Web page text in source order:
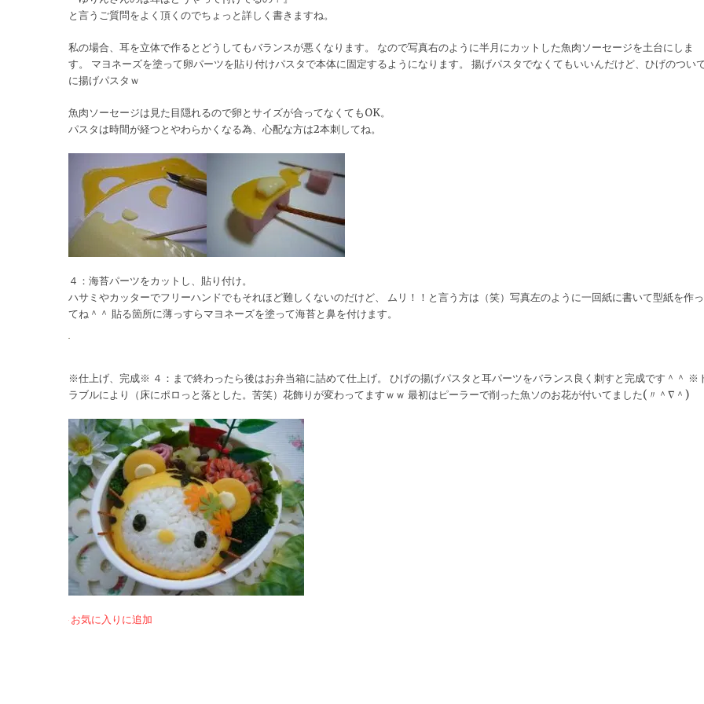
と言うご質問をよく頂くのでちょっと詳しく書きますね。
私の場合、耳を立体で作るとどうしてもバランスが悪くなります。 なので写真右のように半月にカットした魚肉ソーセージを土台にしま
す。 マヨネーズを塗って卵パーツを貼り付けパスタで本体に固定するようになります。 揚げパスタでなくてもいいんだけど、ひげのつい
に揚げパスタｗ
魚肉ソーセージは見た目隠れるので卵とサイズが合ってなくてもOK。
パスタは時間が経つとやわらかくなる為、心配な方は2本刺してね。
４：海苔パーツをカットし、貼り付け。
ハサミやカッターでフリーハンドでもそれほど難しくないのだけど、 ムリ！！と言う方は（笑）写真左のように一回紙に書いて型紙を作っ
てね＾＾ 貼る箇所に薄っすらマヨネーズを塗って海苔と鼻を付けます。
※仕上げ、完成※ ４：まで終わったら後はお弁当箱に詰めて仕上げ。 ひげの揚げパスタと耳パーツをバランス良く刺すと完成です＾＾ ※
ラブルにより（床にポロっと落とした。苦笑）花飾りが変わってますｗｗ 最初はピーラーで削った魚ソのお花が付いてました(〃＾∇＾)
お気に入りに追加